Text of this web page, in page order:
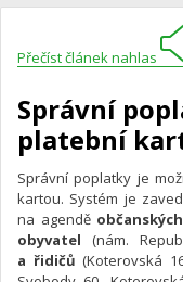
Přečíst článek nahlas
Správní
platební
Správní poplatky je
kartou. Systém je
na agendě
obyvatel (nám.
a řidičů (Koterovská